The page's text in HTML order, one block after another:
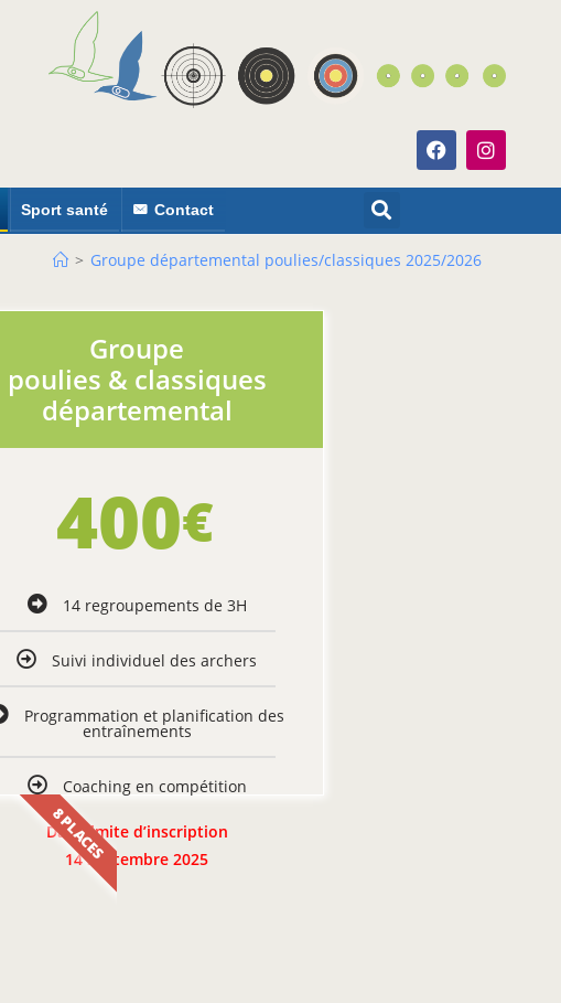
Sport santé Contact
> Groupe départemental poulies/classiques 2025/2026
Groupe
poulies & classiques
départemental
400€
14 regroupements de 3H
Suivi individuel des archers
Programmation et planification des
entraînements
Coaching en compétition
8 PLACES
Date limite d’inscription
14 septembre 2025